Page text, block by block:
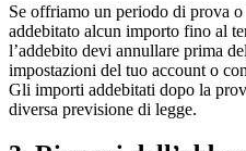
Se offriamo un periodo di prova
addebitato alcun importo fino al
l’addebito devi annullare prima
impostazioni del tuo account o
Gli importi addebitati dopo la
diversa previsione di legge.